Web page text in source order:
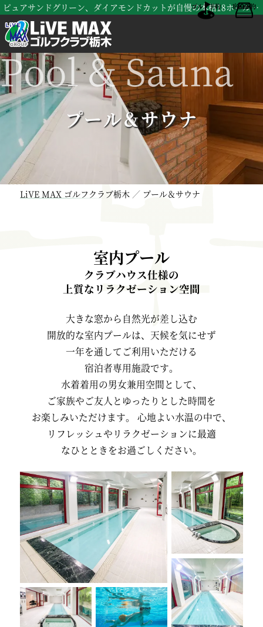
ピュアサンドグリーン、ダイアモンドカットが自慢の本格18ホールズ、LiVE MAX ゴルフクラブ栃木（旧 南栃木ゴルフ倶楽部）
ゴルフ予約 宿泊予約
プール＆サウナ
LiVE MAX ゴルフクラブ栃木 プール＆サウナ
室内プール
クラブハウス仕様の
上質なリラクゼーション空間
大きな窓から 自然光が差し込む
開放的な室内プールは、 天候を気にせず
一年を通してご利用いただける
宿泊者専用施設です。
水着着用の男女兼用空間として、
ご家族やご友人と ゆったりとした時間を
お楽しみいただけます。
心地よい水温の中で、
リフレッシュや リラクゼーションに最適
なひとときをお過ごしください。